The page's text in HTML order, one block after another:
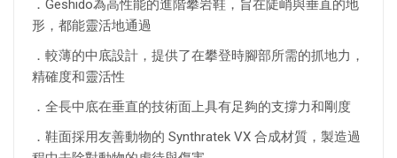
．Geshido為高性能的進階攀岩鞋，旨在陡峭與垂直的地
形，都能靈活地通過
．較薄的中底設計，提供了在攀登時腳部所需的抓地力，
精確度和靈活性
．全長中底在垂直的技術面上具有足夠的支撐力和剛度
．鞋面採用友善動物的 Synthratek VX 合成材質，製造過